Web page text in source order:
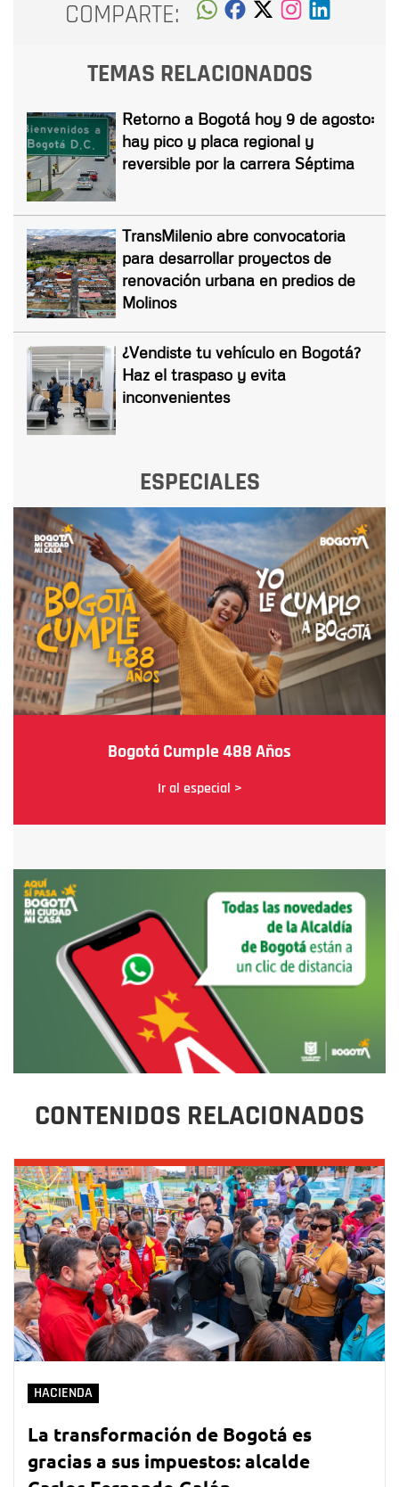
COMPARTE:
TEMAS RELACIONADOS
Retorno a Bogotá hoy 9 de agosto:
hay pico y placa regional y
reversible por la carrera Séptima
TransMilenio abre convocatoria
para desarrollar proyectos de
renovación urbana en predios de
Molinos
¿Vendiste tu vehículo en Bogotá?
Haz el traspaso y evita
inconvenientes
ESPECIALES
Bogotá Cumple 488 Años
Ir al especial >
CONTENIDOS RELACIONADOS
HACIENDA
La transformación de Bogotá es
gracias a sus impuestos: alcalde